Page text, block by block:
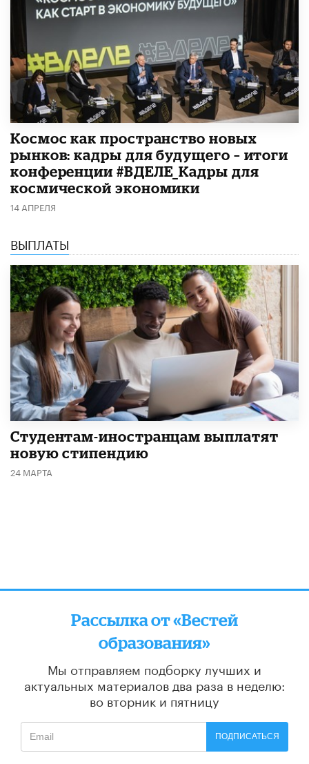
Космос как пространство новых
рынков: кадры для будущего – итоги
конференции #ВДЕЛЕ_Кадры для
космической экономики
14 АПРЕЛЯ
ВЫПЛАТЫ
Студентам-иностранцам выплатят
новую стипендию
24 МАРТА
Рассылка от «Вестей
образования»
Мы отправляем подборку лучших и
актуальных материалов два раза в неделю:
во вторник и пятницу
ПОДПИСАТЬСЯ